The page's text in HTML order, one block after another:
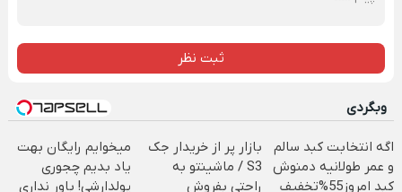
ثبت نظر
وبگردی
اگه انتخابت کبد سالم
و عمر طولانیه دمنوش
کبد امروز55%تخفیف
بازار پر از خریدار جک
S3 / ماشینتو به
راحتی بفروش
میخوایم رایگان بهت
یاد بدیم چجوری
پولدارشی! باور نداری